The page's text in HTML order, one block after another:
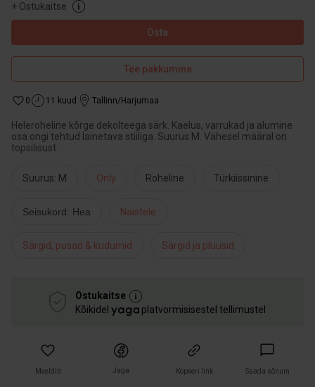
+ Ostukaitse
Osta
Tee pakkumine
0 11 kuud Tallinn/Harjumaa
Heleroheline kõrge dekolteega särk. Kaelus, varrukad ja alumine
osa ongi tehtud lainetava stiiliga. Suurus M. Vähesel määral on
topsilisust.
Suurus: M Only Roheline Türkiissinine
Seisukord: Hea Naistele
Särgid, pusad & kudumid Särgid ja pluusid
Ostukaitse
Kõikidel
platvormisisestel tellimustel
Meeldib Jaga Kopeeri link Saada sõnum